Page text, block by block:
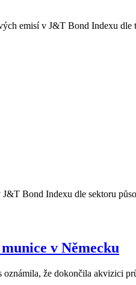
emisí v J&T Bond Indexu
Bond Indexu dle sektoru
v Německu
že dokončila akvizici